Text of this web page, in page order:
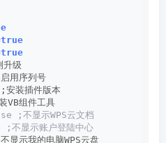
true
true
级
用序列号
装插件版本
组件工具
;不显示WPS云文档
显示账户登陆中心
示我的电脑WPS云盘